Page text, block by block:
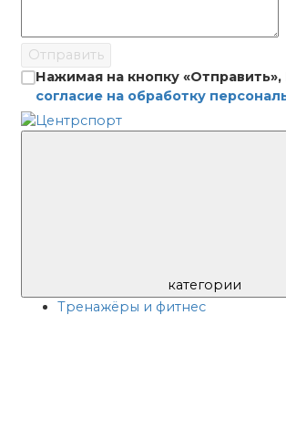
Отправить
Нажимая на кнопку
согласие на обработку
категории
Тренажёры и фитнес